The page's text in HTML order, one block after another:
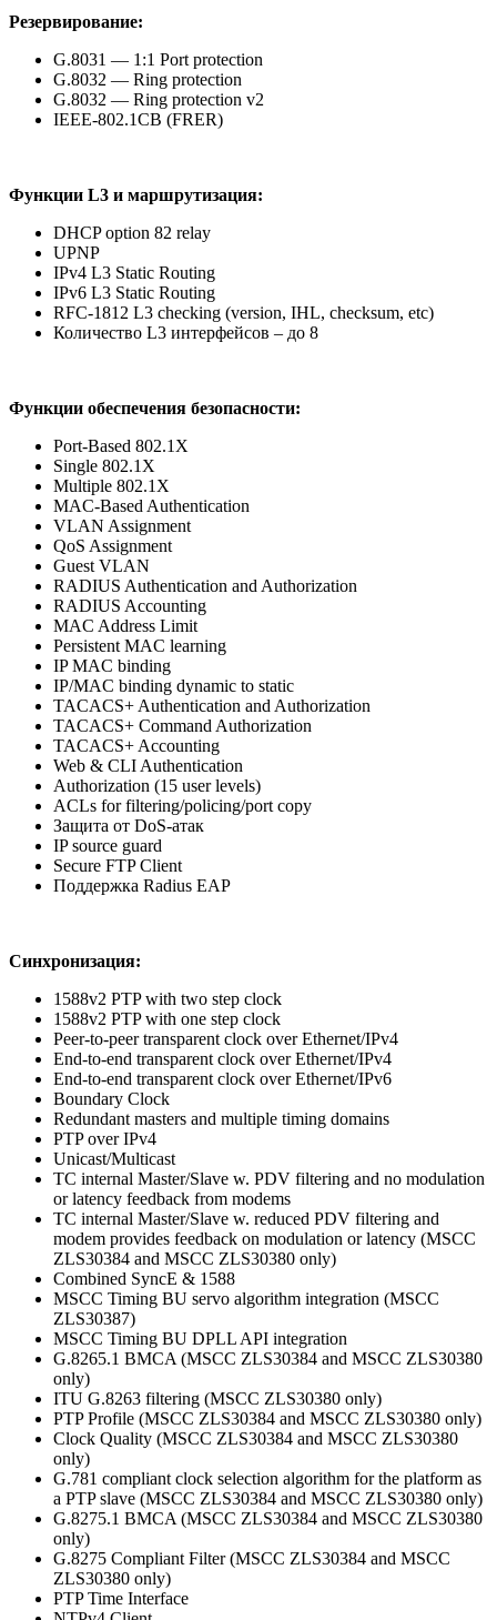
Резервирование:
G.8031 — 1:1 Port protection
G.8032 — Ring protection
G.8032 — Ring protection v2
IEEE-802.1CB (FRER)
Функции L3 и маршрутизация:
DHCP option 82 relay
UPNP
IPv4 L3 Static Routing
IPv6 L3 Static Routing
RFC-1812 L3 checking (version, IHL, checksum, etc)
Количество L3 интерфейсов – до 8
Функции обеспечения безопасности:
Port-Based 802.1X
Single 802.1X
Multiple 802.1X
MAC-Based Authentication
VLAN Assignment
QoS Assignment
Guest VLAN
RADIUS Authentication and Authorization
RADIUS Accounting
MAC Address Limit
Persistent MAC learning
IP MAC binding
IP/MAC binding dynamic to static
TACACS+ Authentication and Authorization
TACACS+ Command Authorization
TACACS+ Accounting
Web & CLI Authentication
Authorization (15 user levels)
ACLs for filtering/policing/port copy
Защита от DoS-атак
IP source guard
Secure FTP Client
Поддержка Radius EAP
Синхронизация:
1588v2 PTP with two step clock
1588v2 PTP with one step clock
Peer-to-peer transparent clock over Ethernet/IPv4
End-to-end transparent clock over Ethernet/IPv4
End-to-end transparent clock over Ethernet/IPv6
Boundary Clock
Redundant masters and multiple timing domains
PTP over IPv4
Unicast/Multicast
TC internal Master/Slave w. PDV filtering and no modulation
or latency feedback from modems
TC internal Master/Slave w. reduced PDV filtering and
modem provides feedback on modulation or latency (MSCC
ZLS30384 and MSCC ZLS30380 only)
Combined SyncE & 1588
MSCC Timing BU servo algorithm integration (MSCC
ZLS30387)
MSCC Timing BU DPLL API integration
G.8265.1 BMCA (MSCC ZLS30384 and MSCC ZLS30380
only)
ITU G.8263 filtering (MSCC ZLS30380 only)
PTP Profile (MSCC ZLS30384 and MSCC ZLS30380 only)
Clock Quality (MSCC ZLS30384 and MSCC ZLS30380
only)
G.781 compliant clock selection algorithm for the platform as
a PTP slave (MSCC ZLS30384 and MSCC ZLS30380 only)
G.8275.1 BMCA (MSCC ZLS30384 and MSCC ZLS30380
only)
G.8275 Compliant Filter (MSCC ZLS30384 and MSCC
ZLS30380 only)
PTP Time Interface